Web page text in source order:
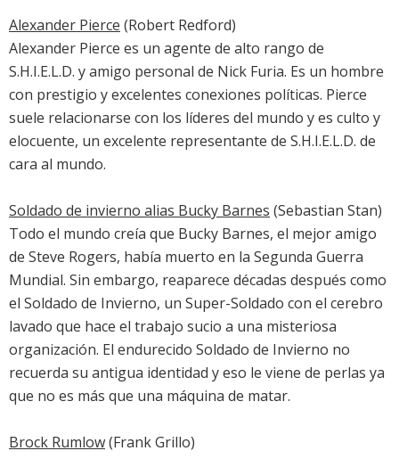
Alexander Pierce (Robert Redford)
Alexander Pierce es un agente de alto rango de
S.H.I.E.L.D. y amigo personal de Nick Furia. Es un hombre
con prestigio y excelentes conexiones políticas. Pierce
suele relacionarse con los líderes del mundo y es culto y
elocuente, un excelente representante de S.H.I.E.L.D. de
cara al mundo.
Soldado de invierno alias Bucky Barnes (Sebastian Stan)
Todo el mundo creía que Bucky Barnes, el mejor amigo
de Steve Rogers, había muerto en la Segunda Guerra
Mundial. Sin embargo, reaparece décadas después como
el Soldado de Invierno, un Super-Soldado con el cerebro
lavado que hace el trabajo sucio a una misteriosa
organización. El endurecido Soldado de Invierno no
recuerda su antigua identidad y eso le viene de perlas ya
que no es más que una máquina de matar.
Brock Rumlow(Frank Grillo)